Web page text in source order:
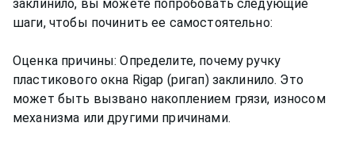
заклинило, вы можете попробовать следующие
шаги, чтобы починить ее самостоятельно:
Оценка причины: Определите, почему ручку
пластикового окна Rigap (ригап) заклинило. Это
может быть вызвано накоплением грязи, износом
механизма или другими причинами.